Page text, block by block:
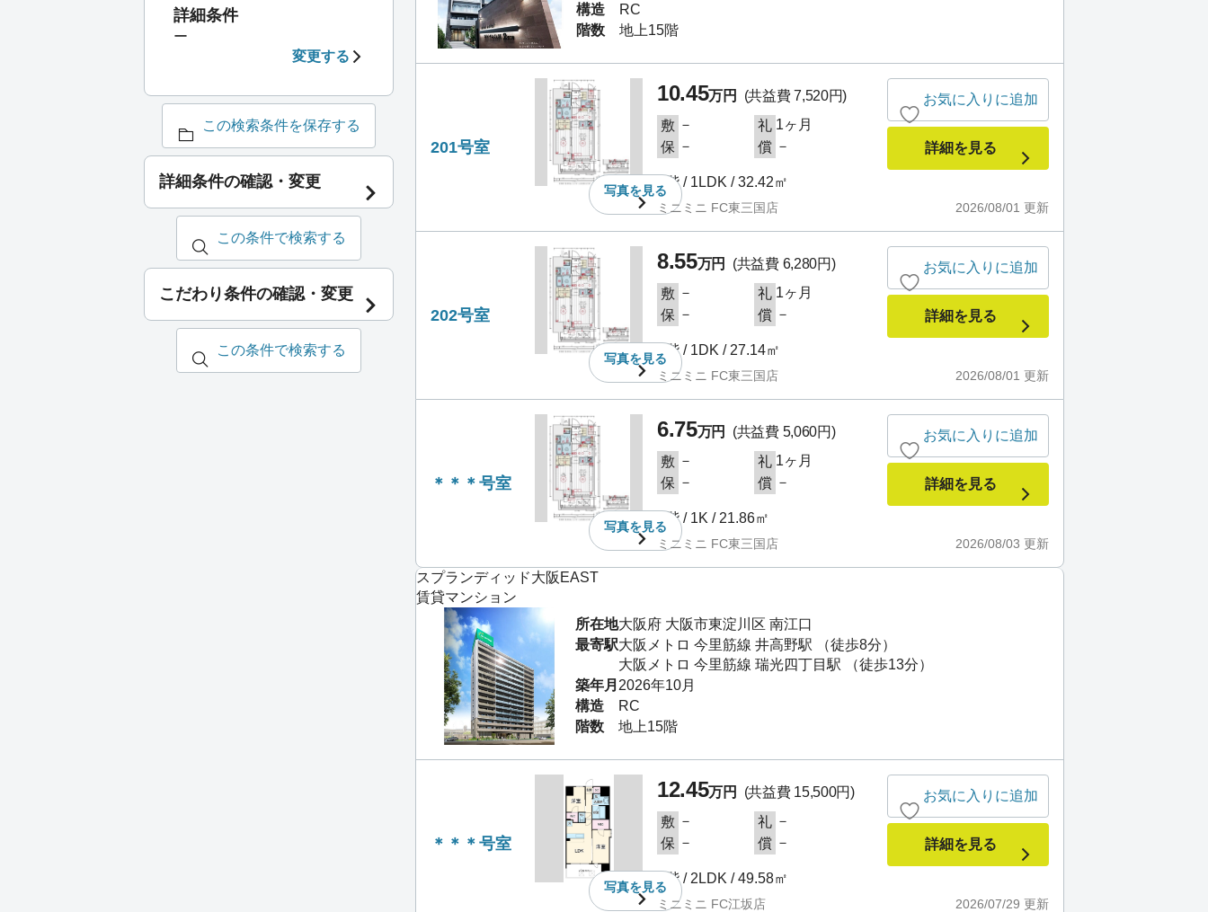
構造
RC
階数
地上15階
201号室
写真を見る
10.45万円
(共益費 7,520円)
敷 － 礼 1ヶ月
保 － 償 －
2階 / 1LDK / 32.42㎡
2026/08/01 更新
ミニミニ FC東三国店
お気に入りに追加
詳細を見る
202号室
写真を見る
8.55万円
(共益費 6,280円)
敷 － 礼 1ヶ月
保 － 償 －
2階 / 1DK / 27.14㎡
2026/08/01 更新
ミニミニ FC東三国店
お気に入りに追加
詳細を見る
＊＊＊号室
写真を見る
6.75万円
(共益費 5,060円)
敷 － 礼 1ヶ月
保 － 償 －
2階 / 1K / 21.86㎡
2026/08/03 更新
ミニミニ FC東三国店
お気に入りに追加
詳細を見る
スプランディッド大阪EAST
賃貸マンション
所在地大阪府 大阪市東淀川区 南江口
最寄駅大阪メトロ 今里筋線 井高野駅 （徒歩8分）
大阪メトロ 今里筋線 瑞光四丁目駅 （徒歩13分）
築年月 2026年10月
構造
RC
階数
地上15階
＊＊＊号室
写真を見る
12.45万円
(共益費 15,500円)
敷 － 礼 －
保 － 償 －
5階 / 2LDK / 49.58㎡
2026/07/29 更新
ミニミニ FC江坂店
お気に入りに追加
詳細を見る
詳細条件
ー
変更する
この検索条件を保存する
詳細条件の確認・変更
この条件で検索する
こだわり条件の確認・変更
この条件で検索する